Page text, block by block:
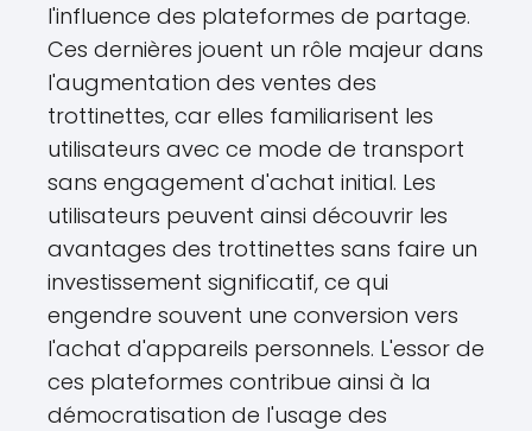
l'influence des plateformes de partage.
Ces dernières jouent un rôle majeur dans
l'augmentation des ventes des
trottinettes, car elles familiarisent les
utilisateurs avec ce mode de transport
sans engagement d'achat initial. Les
utilisateurs peuvent ainsi découvrir les
avantages des trottinettes sans faire un
investissement significatif, ce qui
engendre souvent une conversion vers
l'achat d'appareils personnels. L'essor de
ces plateformes contribue ainsi à la
démocratisation de l'usage des